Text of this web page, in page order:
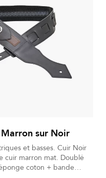
sur Noir
et basses. Cuir Noir
cuir marron mat. Doublé
coton + bande